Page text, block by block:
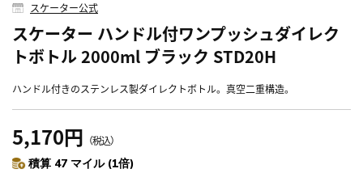
スケーター公式
スケーター ハンドル付ワンプッシュダイレク
トボトル 2000ml ブラック STD20H
ハンドル付きのステンレス製ダイレクトボトル。真空二重構造。
5,170円 （税込）
積算 47 マイル (1倍)